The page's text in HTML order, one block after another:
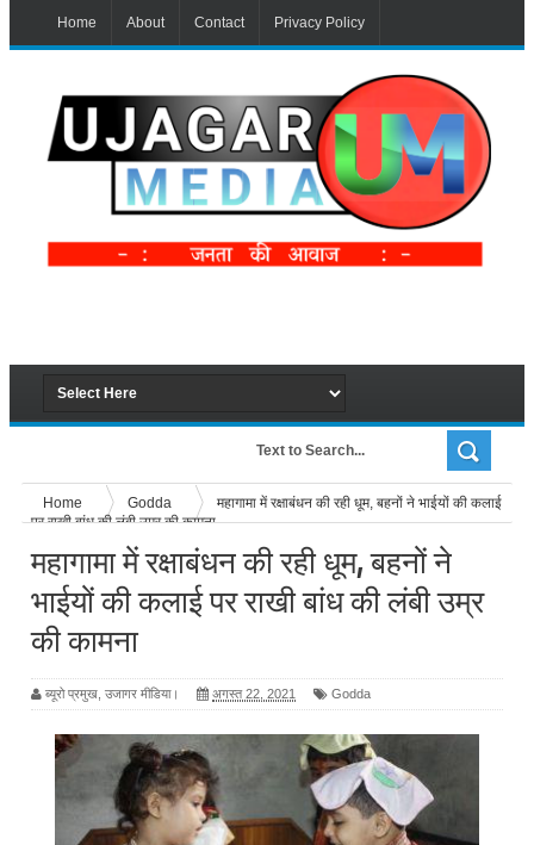
Home About Contact Privacy Policy
Home Godda
महागामा में रक्षाबंधन की रही धूम, बहनों ने भाईयों की कलाई
पर राखी बांध की लंबी उम्र की कामना
महागामा में रक्षाबंधन की रही धूम, बहनों ने
भाईयों की कलाई पर राखी बांध की लंबी उम्र
की कामना
ब्यूरो प्रमुख, उजागर मीडिया। अगस्त 22, 2021 Godda